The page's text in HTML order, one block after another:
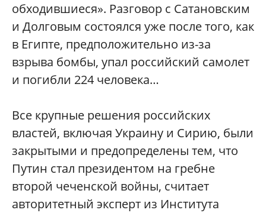
обходившиеся». Разговор с Сатановским
и Долговым состоялся уже после того, как
в Египте, предположительно из-за
взрыва бомбы, упал российский самолет
и погибли 224 человека…
Все крупные решения российских
властей, включая Украину и Сирию, были
закрытыми и предопределены тем, что
Путин стал президентом на гребне
второй чеченской войны, считает
авторитетный эксперт из Института